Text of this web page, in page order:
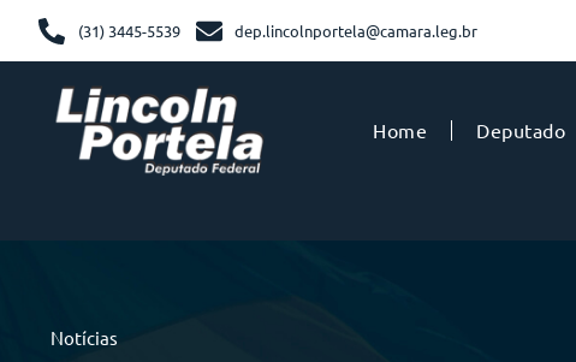
(31) 3445-5539 dep.lincolnportela@camara.leg.br
Home Deputado
Notícias